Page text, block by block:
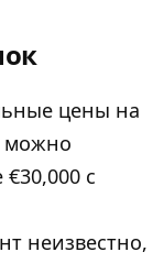
цены на
можно
с
неизвестно,